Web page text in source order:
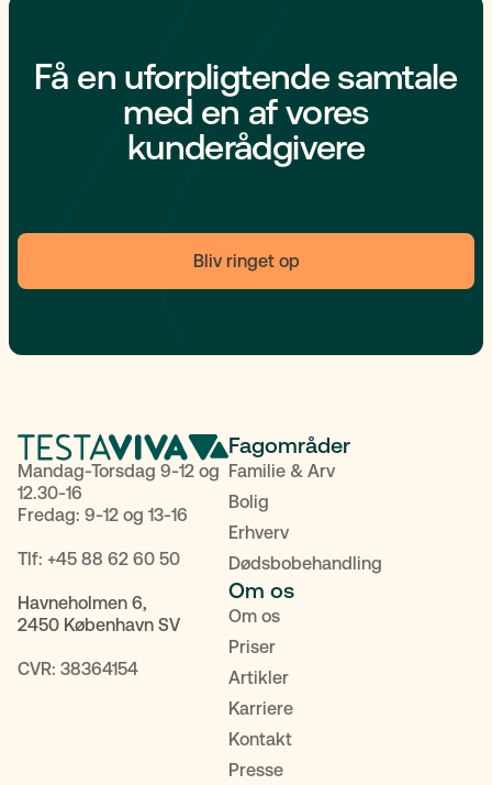
Få en uforpligtende samtale
med en af vores
kunderådgivere
Bliv ringet op
Mandag-Torsdag 9-12 og
12.30-16
Fredag: 9-12 og 13-16
Tlf: +45 88 62 60 50
Havneholmen 6,
2450 København SV
CVR: 38364154
Fagområder
Familie & Arv
Bolig
Erhverv
Dødsbobehandling
Om os
Om os
Priser
Artikler
Karriere
Kontakt
Presse